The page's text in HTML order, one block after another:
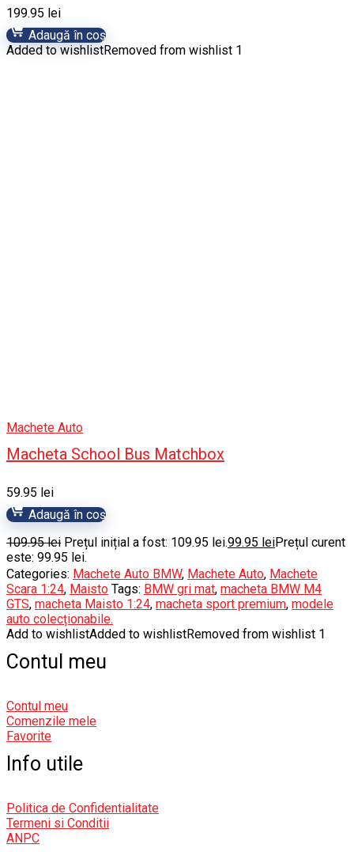
199.95 lei
Adaugă în coș
Added to wishlistRemoved from wishlist 1
Machete Auto
Macheta School Bus Matchbox
59.95 lei
Adaugă în coș
109.95lei Prețul inițial a fost: 109.95 lei.99.95 leiPrețul curent
este: 99.95 lei.
Categories: Machete Auto BMW, Machete Auto, Machete
Scara 1:24, Maisto Tags: BMW gri mat, macheta BMW M4
GTS, macheta Maisto 1:24, macheta sport premium, modele
auto colecționabile.
Add to wishlistAdded to wishlistRemoved from wishlist 1
Contul meu
Contul meu
Comenzile mele
Favorite
Info utile
Politica de Confidentialitate
Termeni si Conditii
ANPC